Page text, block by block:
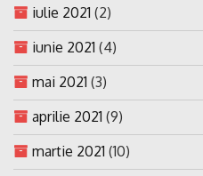
iulie 2021 (2)
iunie 2021 (4)
mai 2021 (3)
aprilie 2021 (9)
martie 2021 (10)